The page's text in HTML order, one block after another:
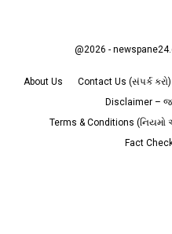
@2026 -
About Us Contact Us (સંપર્ક કરો)
Disclaimer –
Terms & Conditions (નિયમો
Fact